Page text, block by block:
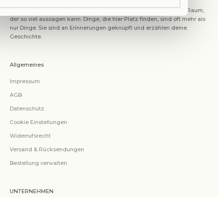
Within Mood dreht sich um den Ort, den wir als Zuhause wählen. Raum,
der so viel aussagen kann. Dinge, die hier Platz finden, sind oft mehr als
nur Dinge. Sie sind an Erinnerungen geknüpft und erzählen deine
Geschichte.
Allgemeines
Impressum
AGB
Datenschutz
Cookie Einstellungen
Widerrufsrecht
Versand & Rücksendungen
Bestellung verwalten
UNTERNEHMEN